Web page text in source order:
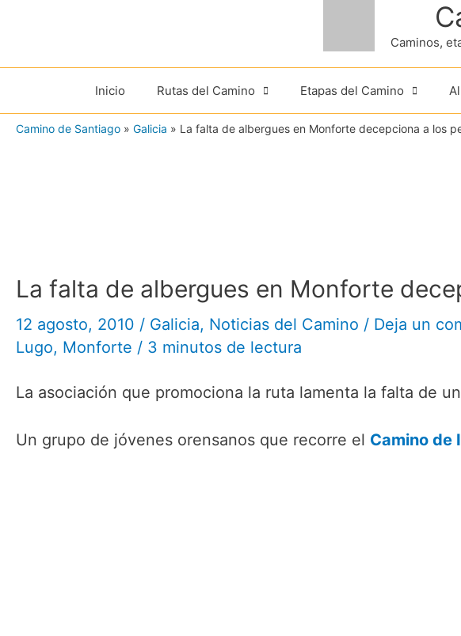
contenido
Caminos,
Inicio Rutas del Camino Etapas del Camino
Camino de Santiago » Galicia » La falta de albergues en Monforte decepciona a los
La falta de albergues en Monforte
12 agosto, 2010 / Galicia, Noticias del Camino / Deja un
Lugo, Monforte / 3 minutos de lectura
La asociación que promociona la ruta lamenta la falta de
Un grupo de jóvenes orensanos que recorre el Camino de